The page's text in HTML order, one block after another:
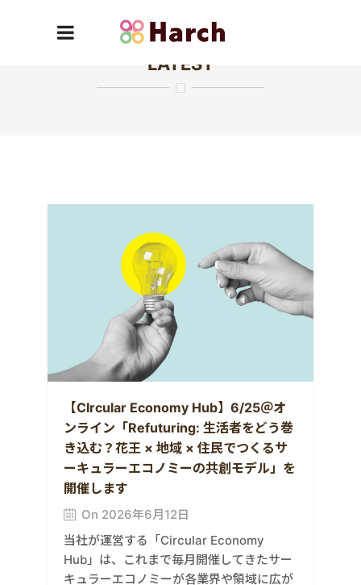
Publishing a Better Future
よりよい未来を、みんなに届ける。
LATEST
【CIrcular Economy Hub】6/25＠オ
ンライン「Refuturing: 生活者をどう巻
き込む？花王 × 地域 × 住民でつくるサ
ーキュラーエコノミーの共創モデル」を
開催します
On 2026年6月12日
当社が運営する「Circular Economy
Hub」は、これまで毎月開催してきたサー
キュラーエコノミーが各業界や領域に広が